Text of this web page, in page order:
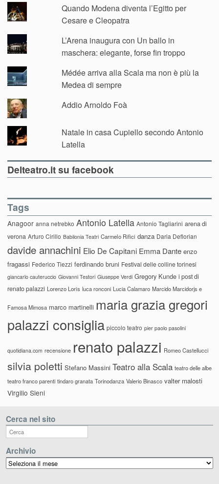
Quando Modena diventa l’Egitto per
Cesare e Cleopatra
L’Arena inaugura con Un ballo in
maschera: elegante, forse fin troppo
Médée arriva alla Scala ma non è più la
Medea di sempre
Addio Arnoldo Foà
Natale in casa Cupiello secondo Antonio
Latella
Delteatro.it su facebook
Tags
Anagoor anna netrebko Antonio Latella Antonio Tagliarini arena di
verona Arturo Cirillo Babilonia Teatri Carmelo Rifici danza Daria Deflorian
davide annachini Elio De Capitani Emma Dante enzo
fragassi Federico Tiezzi ferdinando bruni Festival delle colline torinesi
giancarlo cauteruccio Giovanni Testori Giuseppe Verdi Gregory Kunde i post di
renato palazzi Lorenzo Loris luca ronconi Lucia Calamaro Marcido Marcidorjs e
Famosa Mimosa marco martinelli maria grazia gregori
palazzi consiglia piccolo teatro pier paolo pasolini
quotidiana.com recensione renato palazzi Romeo Castellucci
silvia poletti Stefano Massini Teatro alla Scala teatro delle albe
teatro franco parenti tindaro granata Torinodanza Valerio Binasco valter malosti
Virgilio Sieni
Cerca nel sito
Archivio
Archivio